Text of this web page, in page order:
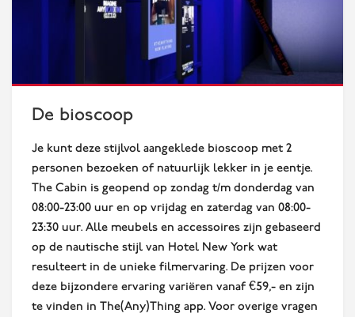
De bioscoop
Je kunt deze stijlvol aangeklede bioscoop met 2
personen bezoeken of natuurlijk lekker in je eentje.
The Cabin is geopend op zondag t/m donderdag van
08:00-23:00 uur en op vrijdag en zaterdag van 08:00-
23:30 uur. Alle meubels en accessoires zijn gebaseerd
op de nautische stijl van Hotel New York wat
resulteert in de unieke filmervaring. De prijzen voor
deze bijzondere ervaring variëren vanaf €59,- en zijn
te vinden in The(Any)Thing app. Voor overige vragen